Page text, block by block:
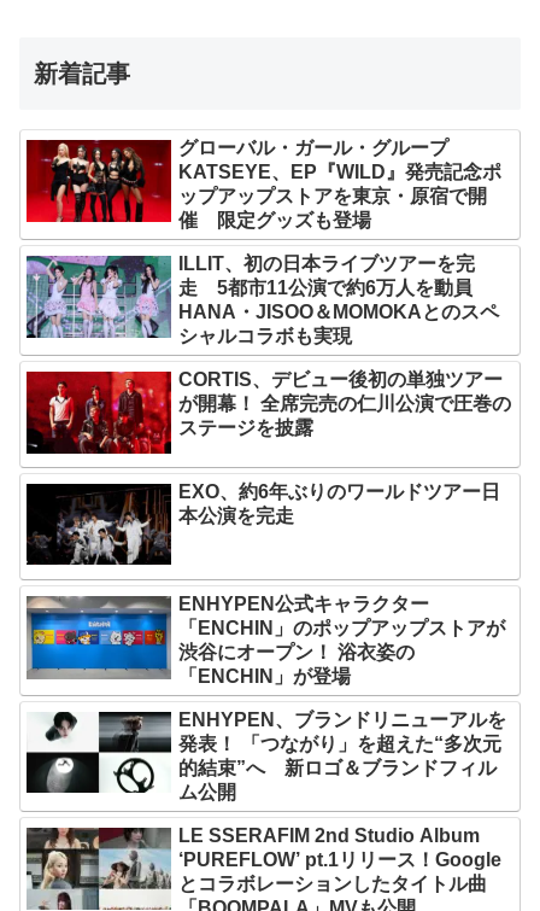
新着記事
グローバル・ガール・グループ
KATSEYE、EP『WILD』発売記念ポ
ップアップストアを東京・原宿で開
催 限定グッズも登場
ILLIT、初の日本ライブツアーを完
走 5都市11公演で約6万人を動員
HANA・JISOO＆MOMOKAとのスペ
シャルコラボも実現
CORTIS、デビュー後初の単独ツアー
が開幕！ 全席完売の仁川公演で圧巻の
ステージを披露
EXO、約6年ぶりのワールドツアー日
本公演を完走
ENHYPEN公式キャラクター
「ENCHIN」のポップアップストアが
渋谷にオープン！ 浴衣姿の
「ENCHIN」が登場
ENHYPEN、ブランドリニューアルを
発表！ 「つながり」を超えた“多次元
的結束”へ 新ロゴ＆ブランドフィル
ム公開
LE SSERAFIM 2nd Studio Album
‘PUREFLOW’ pt.1リリース！Google
とコラボレーションしたタイトル曲